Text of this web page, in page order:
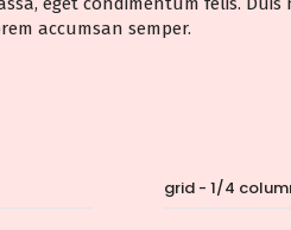
accumsan semper.
grid - 1/4